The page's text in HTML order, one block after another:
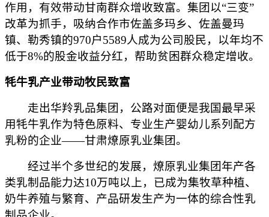
作用，有效带动甘南群众增收致富。集团以“三变”
改革为抓手，吸纳合作市佐盖多玛乡、佐盖曼玛
镇、勒秀镇的970户5589人成为公司股民，以年均不
低于8%的股金收益分红，帮助贫困群众稳定增收。
牦牛乳产业带动牧民致富
走出华羚乳品集团，公路对面便是我国最早采
用牦牛乳作为特色原料、专业生产婴幼儿系列配方
乳粉的企业——甘肃燎原乳业集团。
经过半个多世纪的发展，燎原乳业集团年产各
类乳制品能力达10万吨以上，已成为集牧草种植、
奶牛养殖与繁育、产品研发生产为一体的综合性乳